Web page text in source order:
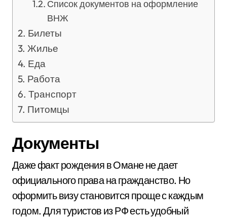
Список документов на оформление
ВНЖ
Билеты
Жилье
Еда
Работа
Транспорт
Питомцы
Документы
Даже факт рождения в Омане не дает
официального права на гражданство. Но
оформить визу становится проще с каждым
годом. Для туристов из РФ есть удобный